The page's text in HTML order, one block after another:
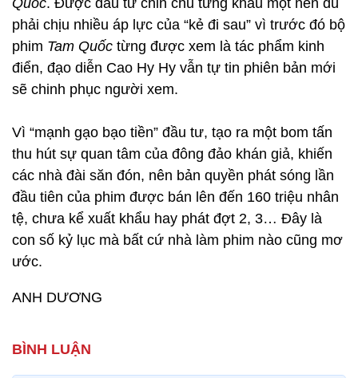
Quốc. Được đầu tư chỉn chu từng khâu một nên dù
phải chịu nhiều áp lực của “kẻ đi sau” vì trước đó bộ
phim Tam Quốc từng được xem là tác phẩm kinh
điển, đạo diễn Cao Hy Hy vẫn tự tin phiên bản mới
sẽ chinh phục người xem.
Vì “mạnh gạo bạo tiền” đầu tư, tạo ra một bom tấn
thu hút sự quan tâm của đông đảo khán giả, khiến
các nhà đài săn đón, nên bản quyền phát sóng lần
đầu tiên của phim được bán lên đến 160 triệu nhân
tệ, chưa kể xuất khẩu hay phát đợt 2, 3… Đây là
con số kỷ lục mà bất cứ nhà làm phim nào cũng mơ
ước.
ANH DƯƠNG